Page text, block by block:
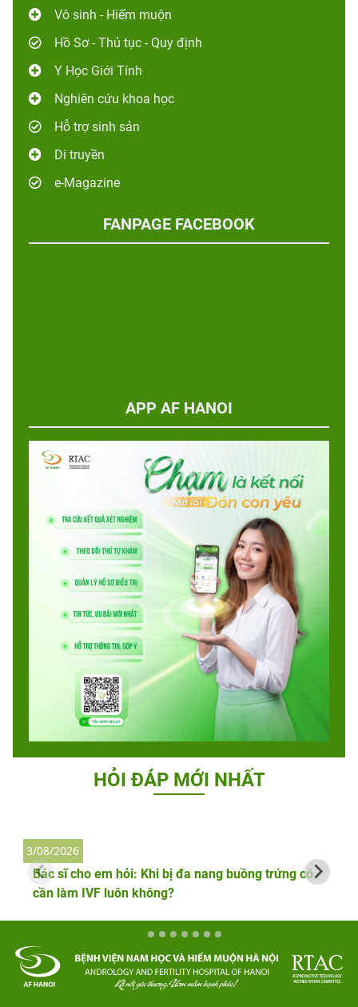
Vô sinh - Hiếm muộn
Hồ Sơ - Thủ tục - Quy định
Y Học Giới Tính
Nghiên cứu khoa học
Hỗ trợ sinh sản
Di truyền
e-Magazine
FANPAGE FACEBOOK
APP AF HANOI
HỎI ĐÁP MỚI NHẤT
Bác sĩ cho em hỏi: Khi bị đa nang buồng trứng có
cần làm IVF luôn không?
3/08/2026